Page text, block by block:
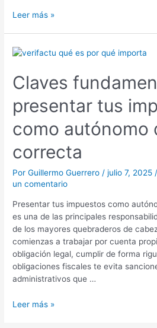
Leer más »
Claves
presentar tus
como autónomo
correcta
PorGuillermo Guerrero /julio 7, 2025 /
un comentario
Presentar tus impuestos como
es una de las principales
de los mayores quebraderos de
comienzas a trabajar por cuenta
obligación legal, cumplir de forma
obligaciones fiscales te evita
administrativos que …
Claves
para
presentar
tus
impuestos
como
autónomo
de
correcta
Leer más »